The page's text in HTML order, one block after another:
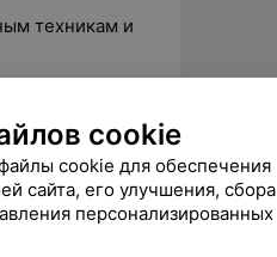
техникам и
cookie
cookie для обеспечения
сайта, его улучшения, сбора
персонализированных